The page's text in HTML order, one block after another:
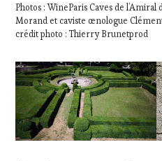
Photos : WineParis Caves de
Morand et caviste œnologue
crédit photo : Thierry Brunetprod